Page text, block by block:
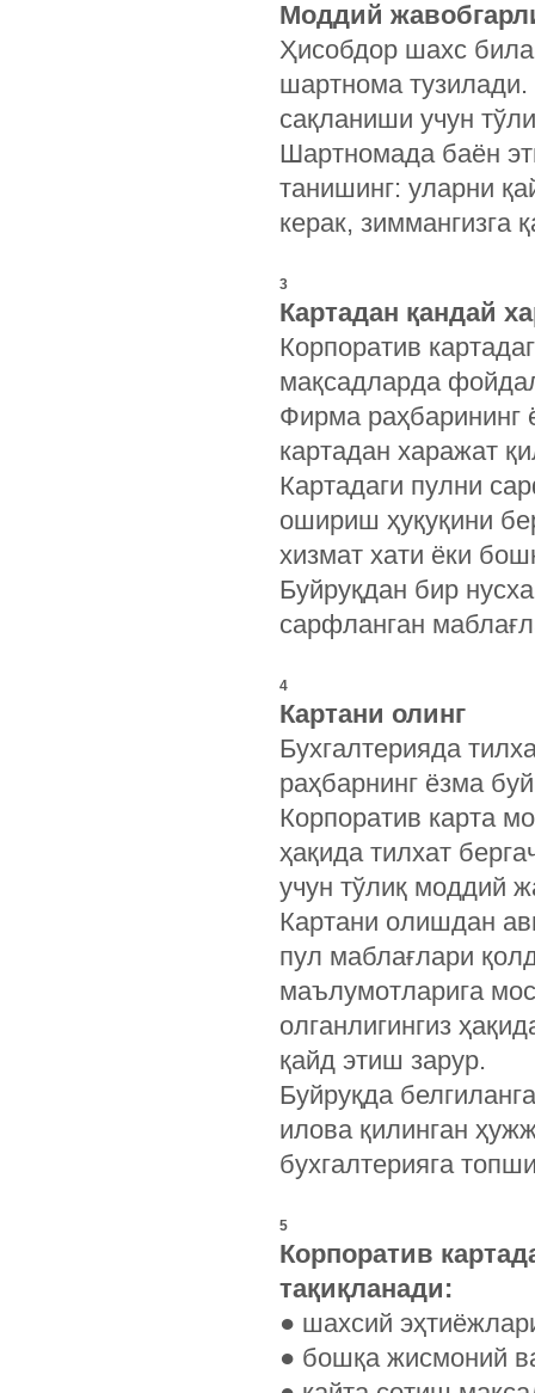
Моддий
Ҳисобдор шахс
шартнома тузилади.
сақланиши учун
Шартномада баён
танишинг: уларни
керак, зиммангизга
3
Картадан қандай
Корпоратив
мақсадларда
Фирма раҳбарининг
картадан харажат
Картадаги пулни
ошириш ҳуқуқини
хизмат хати ёки
Буйруқдан бир
сарфланган
4
Картани олинг
Бухгалтерияда
раҳбарнинг ёзма
Корпоратив карта
ҳақида тилхат
учун тўлиқ моддий
Картани олишдан
пул маблағлари
маълумотларига
олганлигингиз
қайд этиш зарур.
Буйруқда
илова қилинган
бухгалтерияга
5
Корпоратив
тақиқланади:
● шахсий
● бошқа жисмоний